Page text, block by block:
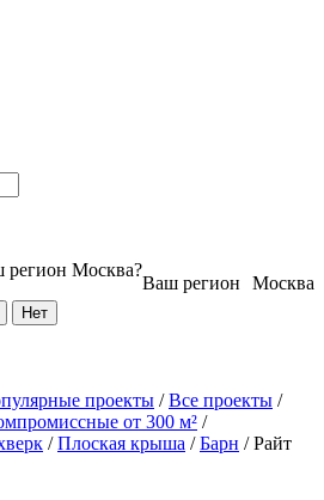
Москва
Ваш регион
регион Москва?
проекты /Все проекты /
от 300 м² /
/Плоская крыша /Барн /Райт